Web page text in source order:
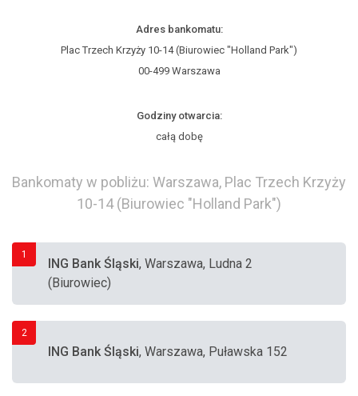
Adres bankomatu:
Plac Trzech Krzyży 10-14 (Biurowiec "Holland Park")
00-499 Warszawa
Godziny otwarcia:
całą dobę
Bankomaty w pobliżu: Warszawa, Plac Trzech Krzyży
10-14 (Biurowiec "Holland Park")
1
ING Bank Śląski, Warszawa, Ludna 2
(Biurowiec)
2
ING Bank Śląski, Warszawa, Puławska 152